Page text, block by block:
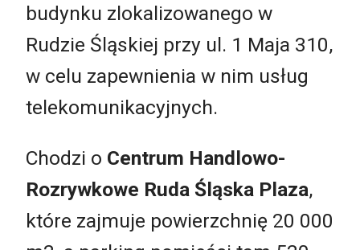
budynku zlokalizowanego w
Rudzie Śląskiej przy ul. 1 Maja 310,
w celu zapewnienia w nim usług
telekomunikacyjnych.
Chodzi o Centrum Handlowo-
Rozrywkowe Ruda Śląska Plaza,
które zajmuje powierzchnię 20 000